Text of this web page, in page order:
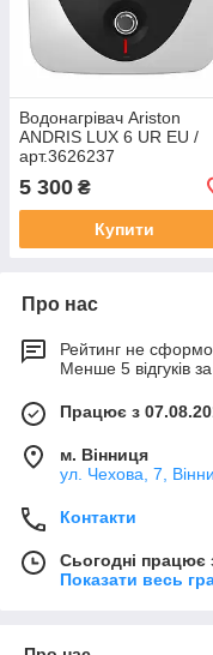
Водонагрівач Ariston
ANDRIS LUX 6 UR EU /
арт.3626237
5 300 ₴
Купити
Про нас
Рейтинг не
Менше 5 відгуків
Працює з
м. Вінниця
ул. Чехова, 7,
Контакти
Сьогодні працює
Показати весь